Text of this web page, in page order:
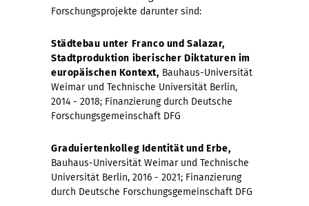
Forschungsprojekte darunter sind:
Städtebau unter Franco und Salazar,
Stadtproduktion iberischer Diktaturen im
europäischen Kontext, Bauhaus-Universität
Weimar und Technische Universität Berlin,
2014 - 2018; Finanzierung durch Deutsche
Forschungsgemeinschaft DFG
Graduiertenkolleg Identität und Erbe,
Bauhaus-Universität Weimar und Technische
Universität Berlin, 2016 - 2021; Finanzierung
durch Deutsche Forschungsgemeinschaft DFG